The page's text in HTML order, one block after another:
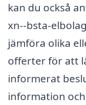
kan du också
xn--bsta-
jämföra olika
offerter för att
informerat
information